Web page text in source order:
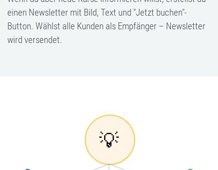
einen Newsletter mit Bild, Text und "Jetzt buchen"-
Button. Wählst alle Kunden als Empfänger – Newsletter
wird versendet.